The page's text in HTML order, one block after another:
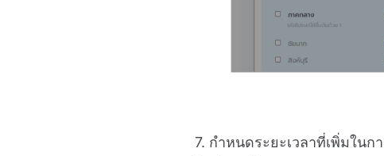
7. กำหนดระยะเวลาที่เพิ่มในก